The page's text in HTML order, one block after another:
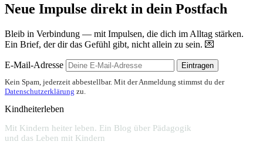
Neue Impulse direkt in dein Postfach
Bleib in Verbindung — mit Impulsen, die dich im Alltag stärken.
Ein Brief, der dir das Gefühl gibt, nicht allein zu sein. 💌
E-Mail-Adresse
Eintragen
Kein Spam, jederzeit abbestellbar. Mit der Anmeldung stimmst du der
Datenschutzerklärung zu.
Kindheiterleben
Mit Kindern heiter leben. Ein Blog über Pädagogik
und das Leben mit Kindern